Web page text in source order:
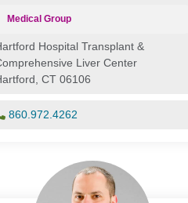
Medical Group
Hospital Transplant &
Liver Center
CT 06106
860.972.4262